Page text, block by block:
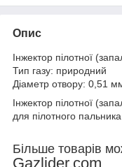
Опис
Інжектор пілотної
Тип газу: природний
Діаметр отвору: 0,51
Інжектор пілотної
для пілотного
Більше товарів
Gazlider.com